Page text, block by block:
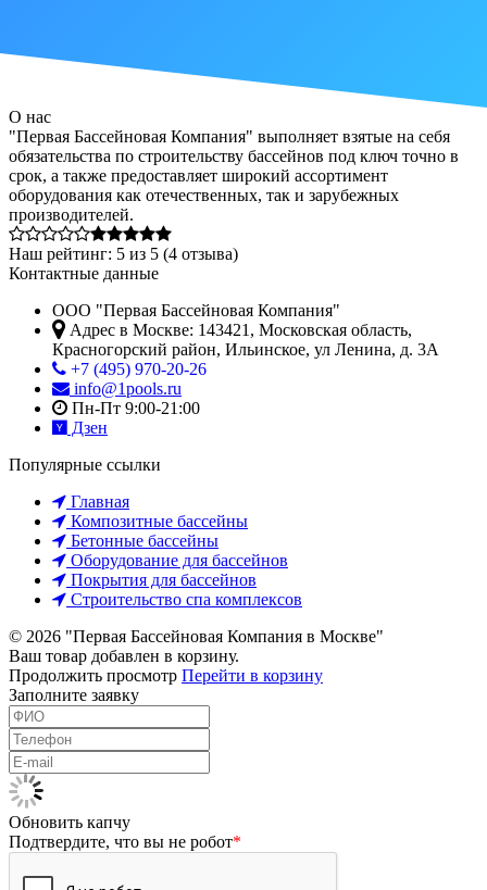
О нас
"Первая Бассейновая Компания" выполняет взятые на себя
обязательства по строительству бассейнов под ключ точно в
срок, а также предоставляет широкий ассортимент
оборудования как отечественных, так и зарубежных
производителей.
Наш рейтинг: 5 из 5 (4 отзыва)
Контактные данные
ООО "Первая Бассейновая Компания"
Адрес в Москве: 143421 , Московская область,
Красногорский район, Ильинское, ул Ленина, д. 3А
+7 (495) 970-20-26
info@1pools.ru
Пн-Пт 9:00-21:00
Дзен
Популярные ссылки
Главная
Композитные бассейны
Бетонные бассейны
Оборудование для бассейнов
Покрытия для бассейнов
Строительство спа комплексов
© 2026 "Первая Бассейновая Компания в Москве"
Ваш товар добавлен в корзину.
Продолжить просмотр Перейти в корзину
Заполните заявку
Обновить капчу
Подтвердите, что вы не робот*